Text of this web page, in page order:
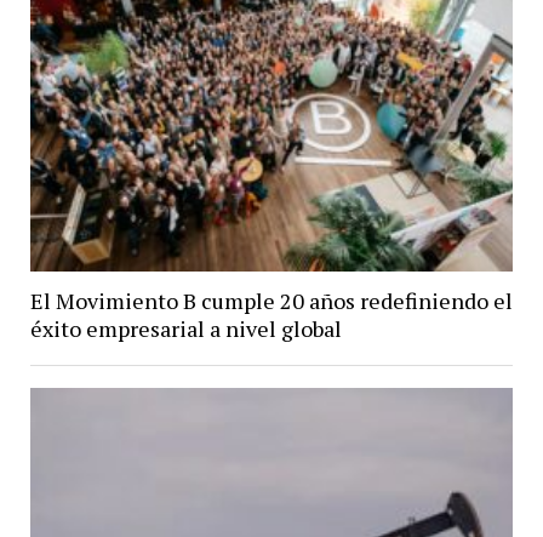
El Movimiento B cumple 20 años redefiniendo el
éxito empresarial a nivel global